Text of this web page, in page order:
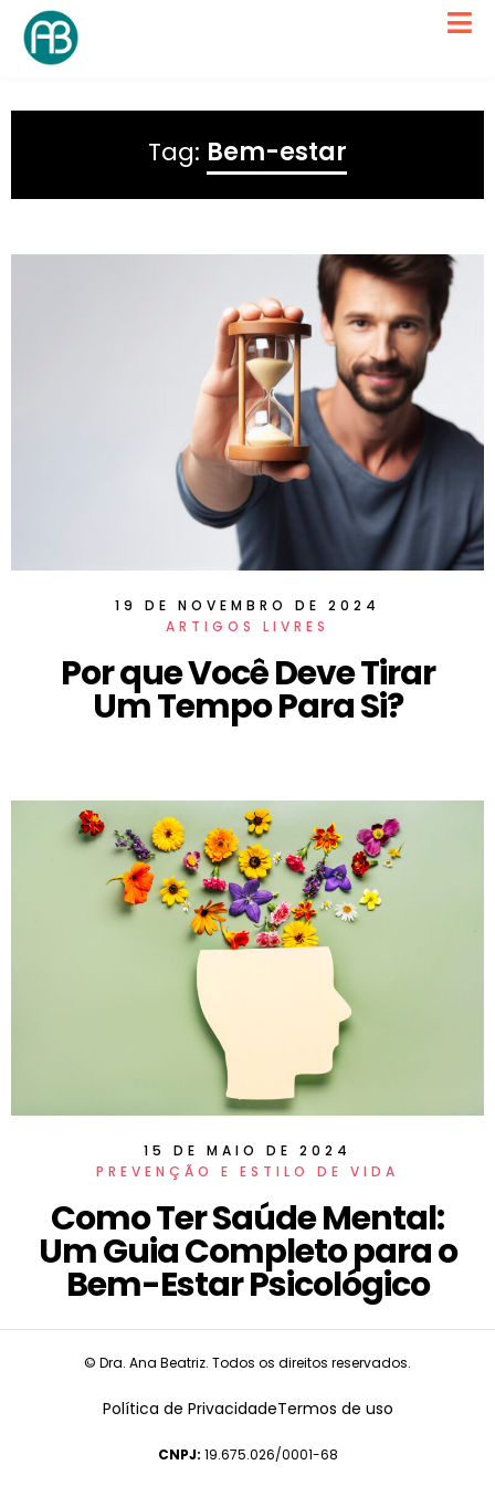
Tag: Bem-estar
19 DE NOVEMBRO DE 2024
ARTIGOS LIVRES
Por que Você Deve Tirar
Um Tempo Para Si?
15 DE MAIO DE 2024
PREVENÇÃO E ESTILO DE VIDA
Como Ter Saúde Mental:
Um Guia Completo para o
Bem-Estar Psicológico
© Dra. Ana Beatriz. Todos os direitos reservados.
Política de PrivacidadeTermos de uso
CNPJ: 19.675.026/0001-68